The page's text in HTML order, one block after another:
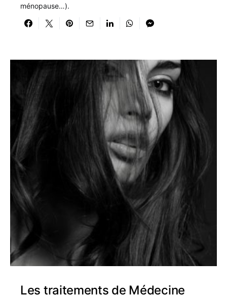
ménopause…).
Les traitements de Médecine